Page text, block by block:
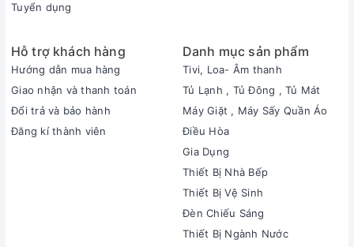
Tuyển dụng
Hỗ trợ khách hàng
Hướng dẫn mua hàng
Giao nhận và thanh toán
Đổi trả và bảo hành
Đăng kí thành viên
Danh mục sản phẩm
Tivi, Loa- Âm thanh
Tủ Lạnh , Tủ Đông , Tủ Mát
Máy Giặt , Máy Sấy Quần Áo
Điều Hòa
Gia Dụng
Thiết Bị Nhà Bếp
Thiết Bị Vệ Sinh
Đèn Chiếu Sáng
Thiết Bị Ngành Nước